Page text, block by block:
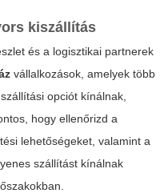
kiszállítás
és a logisztikai partnerek
vállalkozások, amelyek több
opciót kínálnak,
hogy ellenőrizd a
lehetőségeket, valamint a
szállítást kínálnak